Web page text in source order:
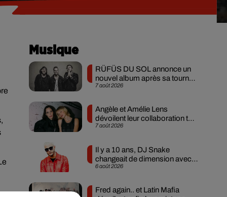
Musique
7 août 2026
RÜFÜS DU SOL annonce un
nouvel album après sa tournée
mondiale
7 août 2026
Angèle et Amélie Lens
dévoilent leur collaboration tant
attendue
6 août 2026
Il y a 10 ans, DJ Snake
changeait de dimension avec
son premier...
Fred again.. et Latin Mafia